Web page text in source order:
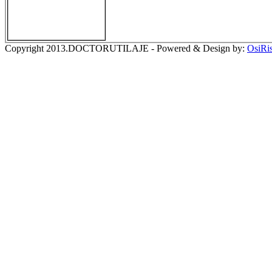
Copyright 2013.DOCTORUTILAJE - Powered & Design by: